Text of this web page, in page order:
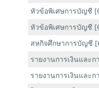
หัวข้อพิเศษการบัญชี
หัวข้อพิเศษการบัญชี
สหกิจศึกษาการบัญชี
รายงานการเงินและก
รายงานการเงินและก